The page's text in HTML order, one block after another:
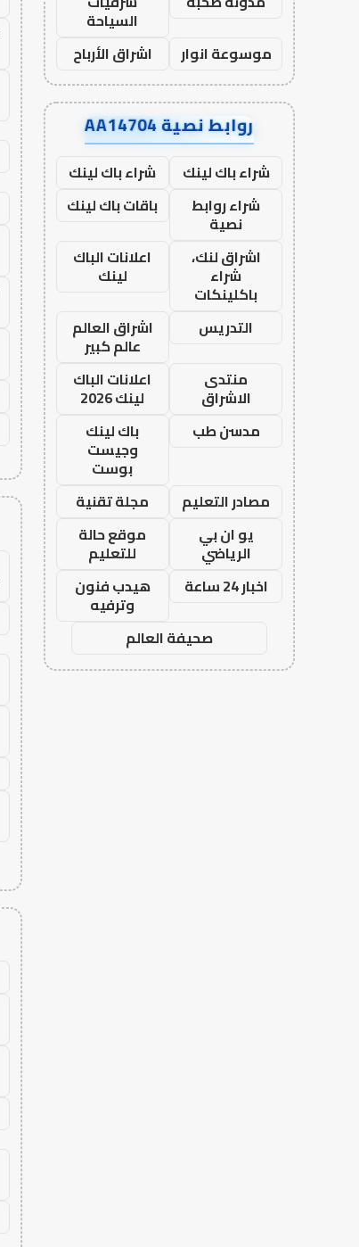
السياحة
موسوعة انوار
اشراق الأرباح
روابط نصية AA14704
شراء باك لينك
شراء باك لينك
شراء روابط
نصية
باقات باك لينك
اشراق لنك،
شراء
باكلينكات
اعلانات الباك
لينك
التدريس
اشراق العالم
عالم كبير
منتدى
الاشراق
اعلانات الباك
لينك 2026
مدسن طب
باك لينك
وجيست
بوست
مصادر التعليم
مجلة تقنية
يو ان بي
الرياضي
موقع حالة
للتعليم
اخبار 24 ساعة
هيدب فنون
وترفيه
صحيفة العالم